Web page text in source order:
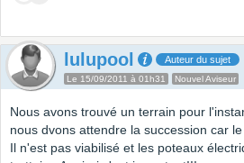
lulupool Auteur du sujet
Le 15/09/2011 à 01h31 Nouvel Aviseur
Nous avons trouvé un terrain pour
nous dvons attendre la succession car
Il n'est pas viabilisé et les poteaux